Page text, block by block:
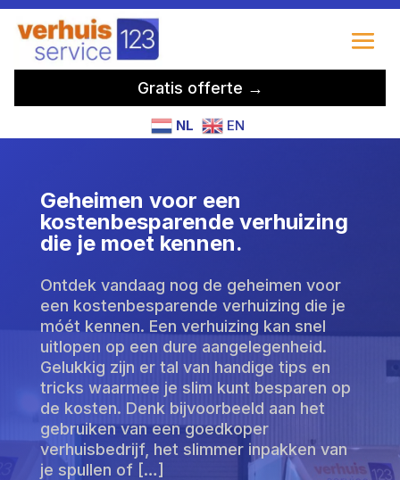
Gratis offerte →
NL EN
Geheimen voor een
kostenbesparende verhuizing
die je moet kennen.
Ontdek vandaag nog de geheimen voor
een kostenbesparende verhuizing die je
móét kennen. Een verhuizing kan snel
uitlopen op een dure aangelegenheid.
Gelukkig zijn er tal van handige tips en
tricks waarmee je slim kunt besparen op
de kosten. Denk bijvoorbeeld aan het
gebruiken van een goedkoper
verhuisbedrijf, het slimmer inpakken van
je spullen of […]